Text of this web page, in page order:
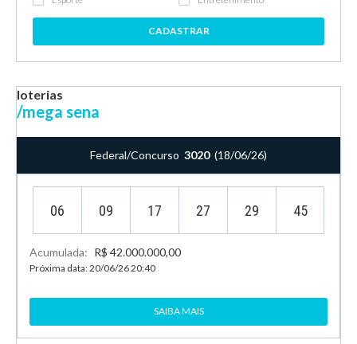
CADASTRAR
loterias
/mega sena
Federal/Concurso 3020 (18/06/26)
06 09 17 27 29 45
Acumulada: R$ 42.000.000,00
Próxima data: 20/06/26 20:40
SAIBA MAIS